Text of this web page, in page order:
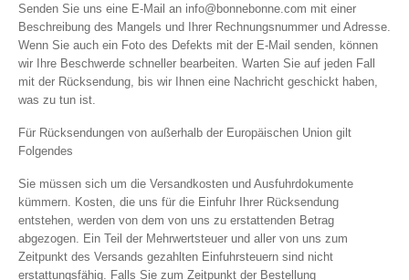
Senden Sie uns eine E-Mail an info@bonnebonne.com mit einer
Beschreibung des Mangels und Ihrer Rechnungsnummer und Adresse.
Wenn Sie auch ein Foto des Defekts mit der E-Mail senden, können
wir Ihre Beschwerde schneller bearbeiten. Warten Sie auf jeden Fall
mit der Rücksendung, bis wir Ihnen eine Nachricht geschickt haben,
was zu tun ist.
Für Rücksendungen von außerhalb der Europäischen Union gilt
Folgendes
Sie müssen sich um die Versandkosten und Ausfuhrdokumente
kümmern. Kosten, die uns für die Einfuhr Ihrer Rücksendung
entstehen, werden von dem von uns zu erstattenden Betrag
abgezogen. Ein Teil der Mehrwertsteuer und aller von uns zum
Zeitpunkt des Versands gezahlten Einfuhrsteuern sind nicht
erstattungsfähig. Falls Sie zum Zeitpunkt der Bestellung